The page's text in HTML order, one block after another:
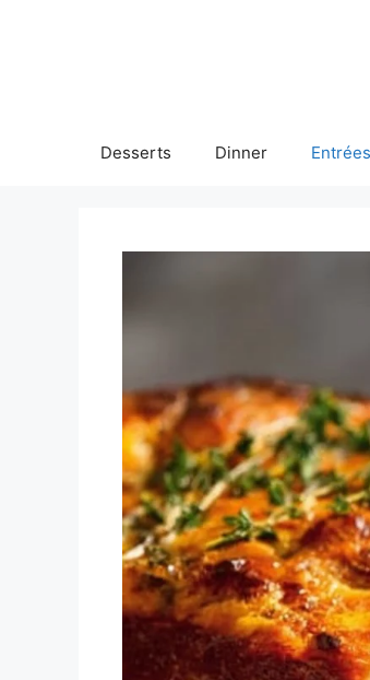
Desserts Dinner Entrées